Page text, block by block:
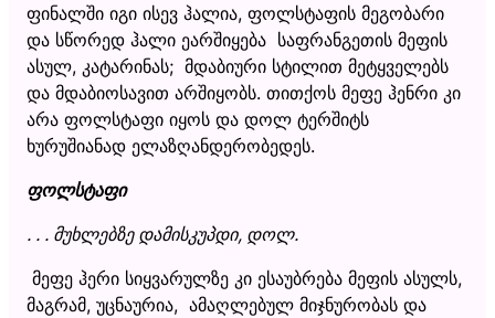
ფინალში იგი ისევ ჰალია, ფოლსტაფის მეგობარი
და სწორედ ჰალი ეარშიყება საფრანგეთის მეფის
ასულ, კატარინას; მდაბიური სტილით მეტყველებს
და მდაბიოსავით არშიყობს. თითქოს მეფე ჰენრი კი
არა ფოლსტაფი იყოს და დოლ ტერშიტს
ხურუშიანად ელაზღანდერობედეს.
ფოლსტაფი
. . . მუხლებზე დამისკუპდი, დოლ.
მეფე ჰერი სიყვარულზე კი ესაუბრება მეფის ასულს,
მაგრამ, უცნაურია, ამაღლებულ მიჯნურობას და